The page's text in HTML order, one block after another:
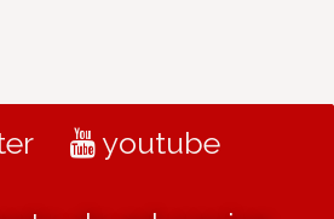
youtube